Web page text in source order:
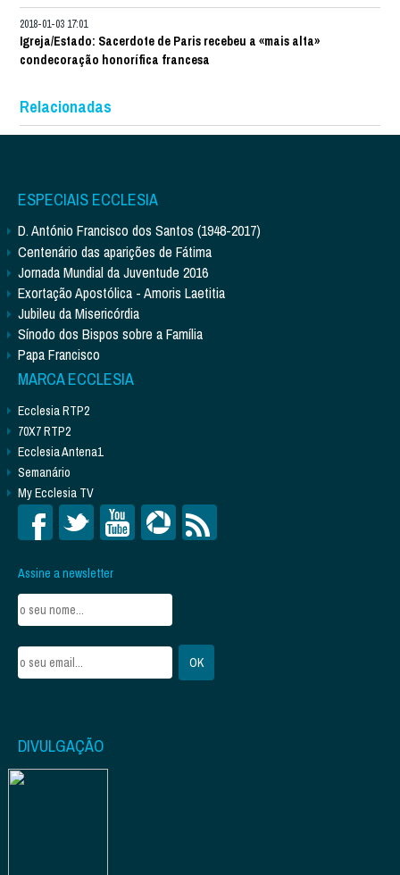
2018-01-03 17:01
Igreja/Estado: Sacerdote de Paris recebeu a «mais alta»
condecoração honorífica francesa
Relacionadas
ESPECIAIS ECCLESIA
D. António Francisco dos Santos (1948-2017)
Centenário das aparições de Fátima
Jornada Mundial da Juventude 2016
Exortação Apostólica - Amoris Laetitia
Jubileu da Misericórdia
Sínodo dos Bispos sobre a Família
Papa Francisco
MARCA ECCLESIA
Ecclesia RTP2
70X7 RTP2
Ecclesia Antena1
Semanário
My Ecclesia TV
Assine a newsletter
DIVULGAÇÃO